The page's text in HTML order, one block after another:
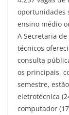
oportunidades
ensino médio
A Secretaria
técnicos
consulta
os principais,
semestre,
eletrotécnica
computador